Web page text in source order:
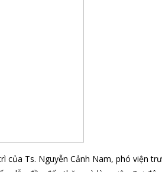
của Ts. Nguyễn Cảnh Nam, phó viện